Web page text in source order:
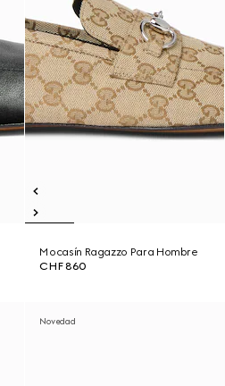
Mocasín Ragazzo Para Hombre
CHF 860
Novedad